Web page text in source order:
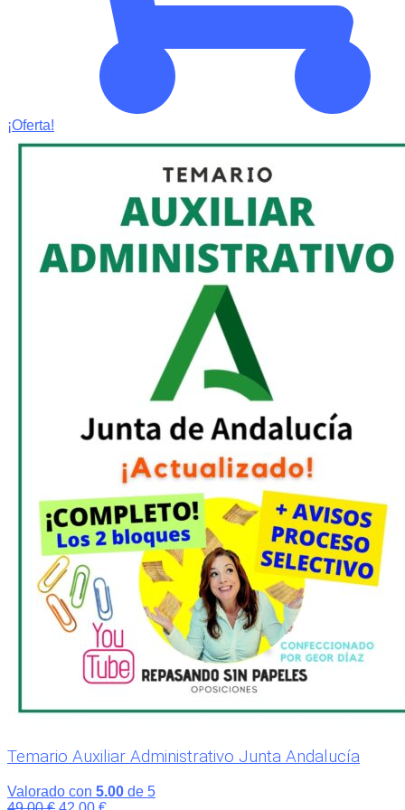
¡Oferta!
Temario Auxiliar Administrativo Junta Andalucía
Valorado con 5.00 de 5
El
El